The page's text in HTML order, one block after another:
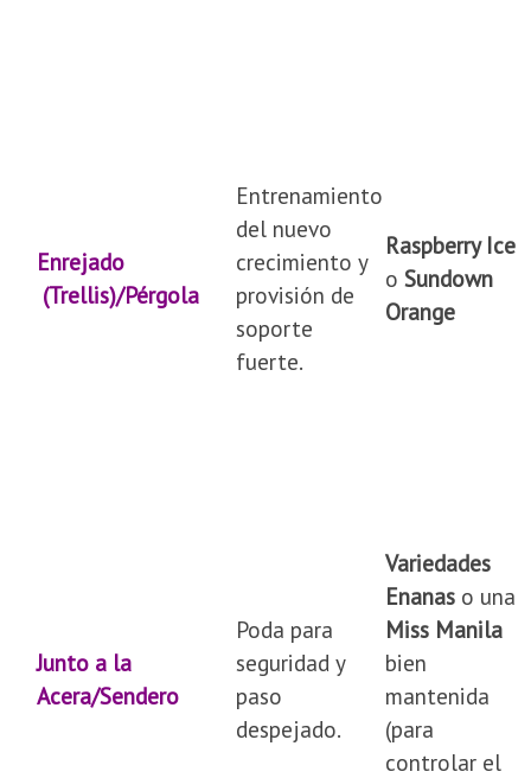
Enrejado
(Trellis)/Pérgola
Entrenamiento
del nuevo
crecimiento y
provisión de
soporte
fuerte.
Raspberry Ice
o Sundown
Orange
Junto a la
Acera/Sendero
Poda para
seguridad y
paso
despejado.
Variedades
Enanas o una
Miss Manila
bien
mantenida
(para
controlar el